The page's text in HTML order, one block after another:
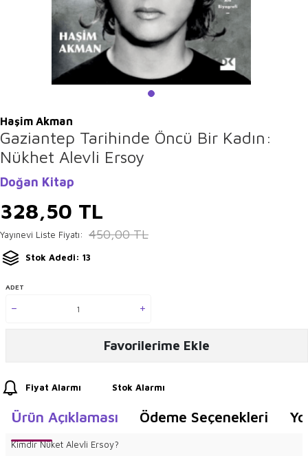
Haşim Akman
Gaziantep Tarihinde Öncü Bir Kadın:
Nükhet Alevli Ersoy
Doğan Kitap
328,50 TL
Yayınevi Liste Fiyatı: 450,00TL
Stok Adedi: 13
ADET
Favorilerime Ekle
Fiyat Alarmı Stok Alarmı
Ürün Açıklaması Ödeme Seçenekleri
Kimdir Nüket Alevli Ersoy?